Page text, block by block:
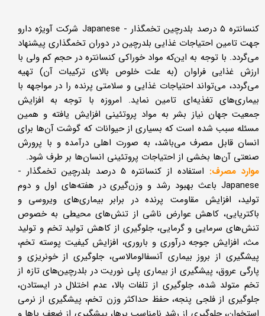
کنسانتره ۵ درصد بلدرچین تخمگذار - Japanese شرکت آویژه دارو
جهت تامین احتیاجات غذایی بلدرچین در دوران تخمگذاری پیشنهاد
می‌گردد. با توجه به این‌که مواد خوراکی کنسانتره در حجم کم ولی با
ارزش غذایی فراوان (به علت خلوص بالای ترکیبات آن) تهیه
می‌گردد، می‌تواند احتیاجات غذایی و سلامتی پرنده را در مواجهه با
بیماری‌های تغذیه‌ای تامین نماید. امروزه با توجه به افزایش
جمعیت جهان نیاز بشر به مواد پروتئینی افزایش یافته و همین
مسئله سبب شده است که بسیاری از حیوانات که گوشت آن‌ها برای
انسان قابل مصرف می‌باشد، به صورت اهلی درآمده و با پرورش
صنعتی آن‌ها بخشی از احتیاجات پروتئینی انسان‌ها بر طرف شود.
موارد مصرف:
استفاده از کنسانتره ۵ درصد بلدرچین تخمگذار -
Japanese باعث بهبود رشد و وزن‌گیری در هفته‌های اول و دوم
تولید، افزایش مقاومت پرنده در برابر بیماری‌های ویروسی و
باکتریایی، کاهش عوارض ناشی از تنش‌های محیطی به خصوص
تنش‌های سرمایی و گرمایی، جلوگیری از کاهش تولید تخم و تولید
مث، افزایش جوجه درآوری و باروری، افزایش کیفیت پوسته‌ تخم،
پیشگیری از بروز بیماری آنسفالومالاسی، جلوگیری از خونریزی و
پارگی عروق، پیشگیری از بیماری پلی نوریت در بلدرچین‌های تازه از
تخم متولد شده، جلوگیری از تلفات بالا، عدم اختلال در ایستادن،
جلوگیری از فلجی پنجه، حفظ حداکثر وزن تخم، پیشگیری از نرمی